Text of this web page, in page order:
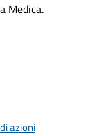
Medica.
azioni